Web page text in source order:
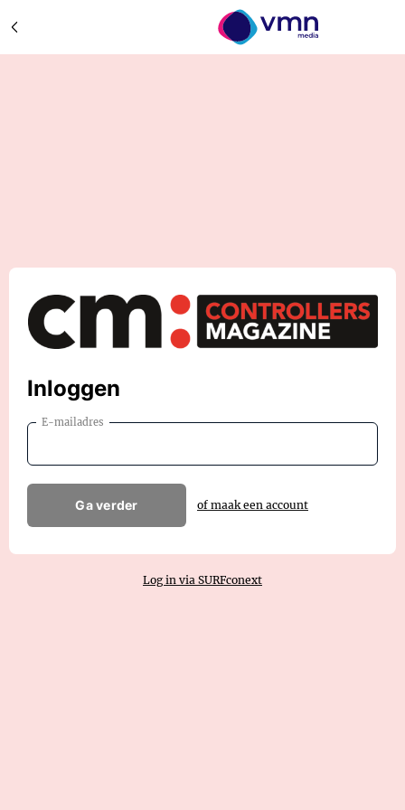
Inloggen
E-mailadres
Ga verder of maak een account
Log in via SURFconext